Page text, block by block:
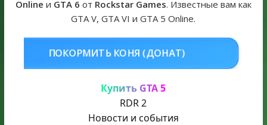
Online и GTA 6 от Rockstar Games. Известные вам как
GTA V, GTA VI и GTA 5 Online.
(ДОНАТ) КУПИТЬ GTA 5
Купить GTA 5
RDR 2
Новости и события